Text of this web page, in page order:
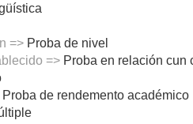
=> Proba de nivel
=> Proba en relación cun
Proba de rendemento académico